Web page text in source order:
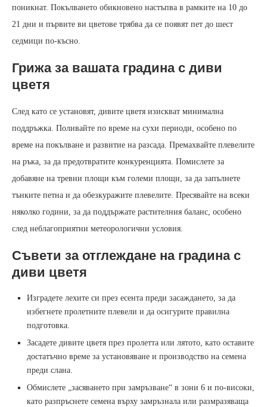
поникнат. Покълването обикновено настъпва в рамките на 10 до
21 дни и първите ви цветове трябва да се появят пет до шест
седмици по-късно.
Грижа за вашата градина с диви
цветя
След като се установят, дивите цветя изискват минимална
поддръжка. Поливайте по време на сухи периоди, особено по
време на покълване и развитие на разсада. Премахвайте плевелите
на ръка, за да предотвратите конкуренцията. Помислете за
добавяне на тревни площи към големи площи, за да запълнете
тънките петна и да обезкуражите плевелите. Пресявайте на всеки
няколко години, за да поддържате растителния баланс, особено
след неблагоприятни метеорологични условия.
Съвети за отглеждане на градина с
диви цветя
Изградете лехите си през есента преди засаждането, за да
избегнете пролетните плевели и да осигурите правилна
подготовка.
Засадете дивите цветя през пролетта или лятото, като оставите
достатъчно време за установяване и производство на семена
преди слана.
Обмислете „засяването при замръзване“ в зони 6 и по-високи,
като разпръснете семена върху замръзнала или размразяваща